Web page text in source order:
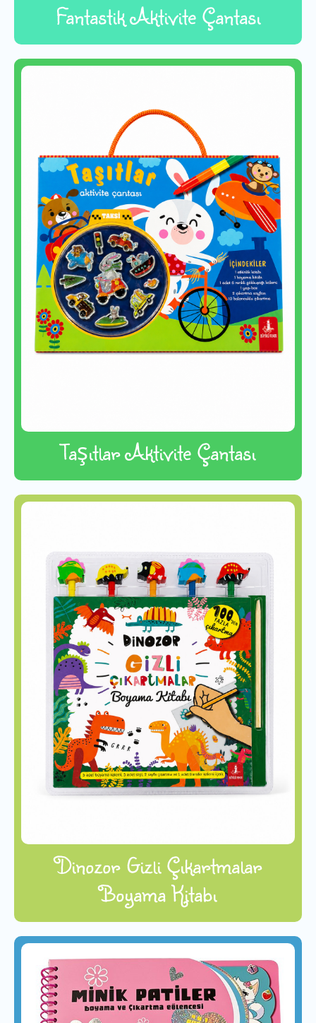
Fantastik Aktivite Çantası
Taşıtlar Aktivite Çantası
Dinozor Gizli Çıkartmalar
Boyama Kitabı